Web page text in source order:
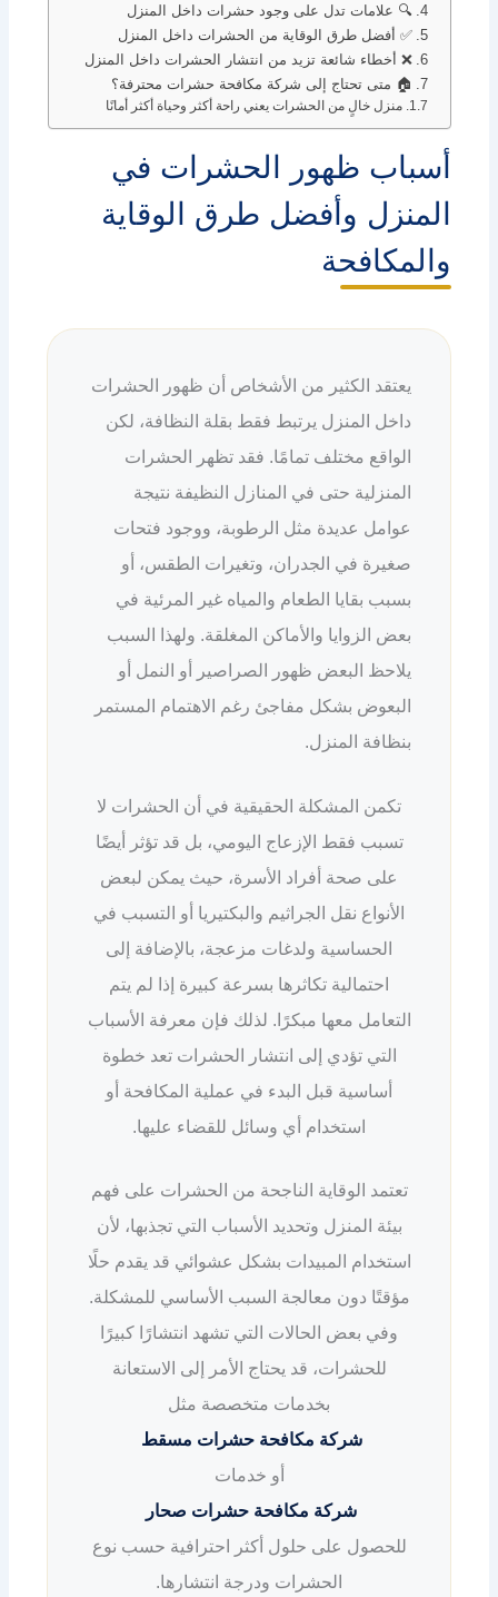
🔍 علامات تدل على وجود حشرات داخل المنزل
✅ أفضل طرق الوقاية من الحشرات داخل المنزل
❌ أخطاء شائعة تزيد من انتشار الحشرات داخل المنزل
🏠 متى تحتاج إلى شركة مكافحة حشرات محترفة؟
منزل خالٍ من الحشرات يعني راحة أكثر وحياة أكثر أمانًا
أسباب ظهور الحشرات في
المنزل وأفضل طرق الوقاية
والمكافحة
يعتقد الكثير من الأشخاص أن ظهور الحشرات
داخل المنزل يرتبط فقط بقلة النظافة، لكن
الواقع مختلف تمامًا. فقد تظهر الحشرات
المنزلية حتى في المنازل النظيفة نتيجة
عوامل عديدة مثل الرطوبة، ووجود فتحات
صغيرة في الجدران، وتغيرات الطقس، أو
بسبب بقايا الطعام والمياه غير المرئية في
بعض الزوايا والأماكن المغلقة. ولهذا السبب
يلاحظ البعض ظهور الصراصير أو النمل أو
البعوض بشكل مفاجئ رغم الاهتمام المستمر
بنظافة المنزل.
تكمن المشكلة الحقيقية في أن الحشرات لا
تسبب فقط الإزعاج اليومي، بل قد تؤثر أيضًا
على صحة أفراد الأسرة، حيث يمكن لبعض
الأنواع نقل الجراثيم والبكتيريا أو التسبب في
الحساسية ولدغات مزعجة، بالإضافة إلى
احتمالية تكاثرها بسرعة كبيرة إذا لم يتم
التعامل معها مبكرًا. لذلك فإن معرفة الأسباب
التي تؤدي إلى انتشار الحشرات تعد خطوة
أساسية قبل البدء في عملية المكافحة أو
استخدام أي وسائل للقضاء عليها.
تعتمد الوقاية الناجحة من الحشرات على فهم
بيئة المنزل وتحديد الأسباب التي تجذبها، لأن
استخدام المبيدات بشكل عشوائي قد يقدم حلًا
مؤقتًا دون معالجة السبب الأساسي للمشكلة.
وفي بعض الحالات التي تشهد انتشارًا كبيرًا
للحشرات، قد يحتاج الأمر إلى الاستعانة
بخدمات متخصصة مثل
شركة مكافحة حشرات مسقط
أو خدمات
شركة مكافحة حشرات صحار
للحصول على حلول أكثر احترافية حسب نوع
الحشرات ودرجة انتشارها.